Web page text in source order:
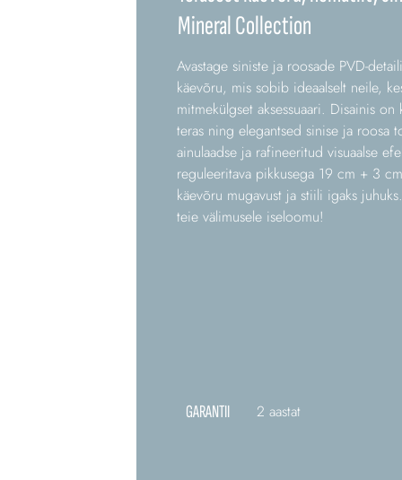
Mineral Collection
Avastage siniste ja roosade PVD-
käevõru, mis sobib ideaalselt neile,
mitmekülgset aksessuaari. Disainis
teras ning elegantsed sinise ja roosa
ainulaadse ja rafineeritud visuaalse
reguleeritava pikkusega 19 cm + 3
käevõru mugavust ja stiili igaks
teie välimusele iseloomu!
GARANTII 2 aastat